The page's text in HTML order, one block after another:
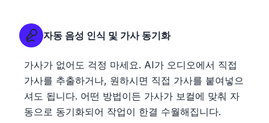
자동 음성 인식 및 가사 동기화
가사가 없어도 걱정 마세요. AI가 오디오에서 직접
가사를 추출하거나, 원하시면 직접 가사를 붙여넣으
셔도 됩니다. 어떤 방법이든 가사가 보컬에 맞춰 자
동으로 동기화되어 작업이 한결 수월해집니다.